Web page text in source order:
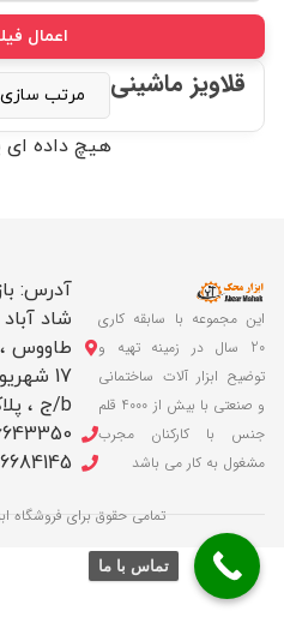
اعمال
قلاویز ماشینی
هیچ داده
این مجموعه با سابقه کاری
20 سال در زمینه تهیه و
توضیح ابزار آلات ساختمانی
و صنعتی با بیش از 4000 قلم
جنس با کارکنان مجرب
مشغول به کار می باشد
آدرس:
شاد آباد
طاووس
17
b/ج ، پلاک 256
تمامی حقوق برای
تماس با ما